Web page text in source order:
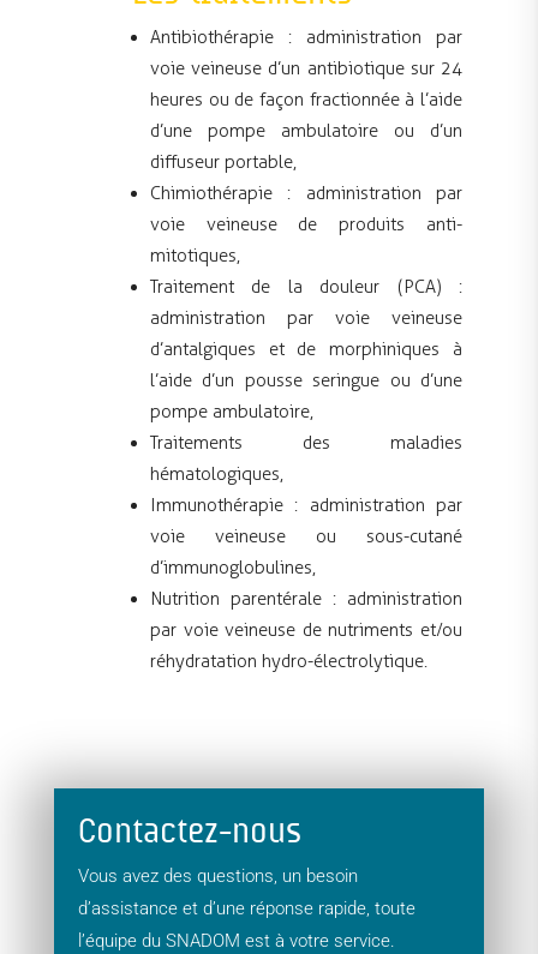
Antibiothérapie : administration par
voie veineuse d’un antibiotique sur 24
heures ou de façon fractionnée à l’aide
d’une pompe ambulatoire ou d’un
diffuseur portable,
Chimiothérapie : administration par
voie veineuse de produits anti-
mitotiques,
Traitement de la douleur (PCA) :
administration par voie veineuse
d’antalgiques et de morphiniques à
l’aide d’un pousse seringue ou d’une
pompe ambulatoire,
Traitements des maladies
hématologiques,
Immunothérapie : administration par
voie veineuse ou sous-cutané
d’immunoglobulines,
Nutrition parentérale : administration
par voie veineuse de nutriments et/ou
réhydratation hydro-électrolytique.
Contactez-nous
Vous avez des questions, un besoin
d’assistance et d’une réponse rapide, toute
l’équipe du SNADOM est à votre service.